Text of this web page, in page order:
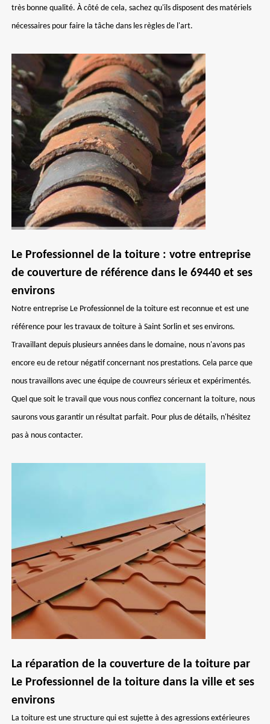
très bonne qualité. À côté de cela, sachez qu'ils disposent des matériels
nécessaires pour faire la tâche dans les règles de l'art.
Le Professionnel de la toiture : votre entreprise
de couverture de référence dans le 69440 et ses
environs
Notre entreprise Le Professionnel de la toiture est reconnue et est une
référence pour les travaux de toiture à Saint Sorlin et ses environs.
Travaillant depuis plusieurs années dans le domaine, nous n'avons pas
encore eu de retour négatif concernant nos prestations. Cela parce que
nous travaillons avec une équipe de couvreurs sérieux et expérimentés.
Quel que soit le travail que vous nous confiez concernant la toiture, nous
saurons vous garantir un résultat parfait. Pour plus de détails, n'hésitez
pas à nous contacter.
La réparation de la couverture de la toiture par
Le Professionnel de la toiture dans la ville et ses
environs
La toiture est une structure qui est sujette à des agressions extérieures